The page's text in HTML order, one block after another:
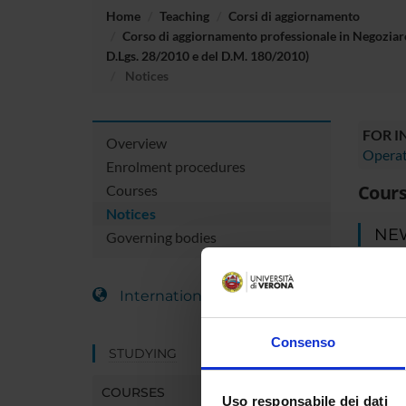
Consenso
Uso responsabile dei dati
Home Teaching
Corsi di aggiornamento
Corso di aggiornamento professionale in
D.Lgs. 28/2010 e del D.M. 180/2010)
Notices
Overview
Enrolment procedures
Courses
Notices
Governing bodies
International Students
STUDYING
COURSES
FOR
There
your
You